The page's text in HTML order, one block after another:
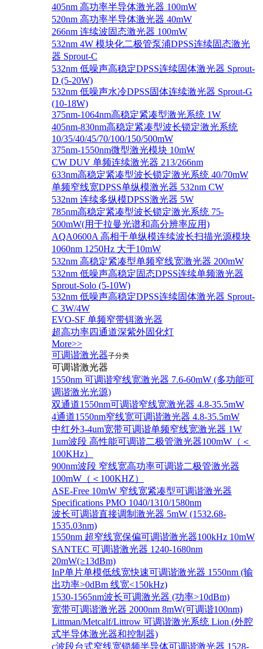
405nm 高功率半导体激光器 100mW
520nm 高功率半导体激光器 40mW
266nm 连续波固态激光器 100mW
532nm 4W 模块化二极管泵浦DPSS连续固态激光
器 Sprout-C
532nm 低噪声高稳定DPSS连续固体激光器 Sprout-
D (5-20W)
532nm 低噪声水冷DPSS固体连续激光器 Sprout-G
(10-18W)
375nm-1064nm高稳定紧凑型激光系统 1W
405nm-830nm高稳定紧凑型波长锁定激光系统
10/35/40/45/70/100/150/500mW
375nm-1550nm微型激光模块 10mW
CW DUV 单频连续激光器 213/266nm
633nm高稳定紧凑型波长锁定激光系统 40/70mW
单频窄线宽DPSS单纵模激光器 532nm CW
532nm 连续多纵模DPSS激光器 5W
785nm高稳定紧凑型波长锁定激光系统 75-
500mW(用于拉曼光谱和高分辨率应用)
AQA0600A 高相干单纵模连续波长扫描光源模块
1060nm 1250Hz 大于10mW
532nm 高稳定紧凑型单频窄线宽激光器 200mW
532nm 低噪声高稳定固态DPSS连续单频激光器
Sprout‐Solo (5-10W)
532nm 低噪声高稳定DPSS连续固体激光器 Sprout-
C 3W/4W
EVO-SF 单频窄带铒激光器
超高功率四通道深紫外固化灯
More>>
可调谐激光器子分类
可调谐激光器
1550nm 可调谐窄线宽激光器 7.6-60mW (多功能可
调谐激光光源)
双通道1550nm可调谐窄线宽激光器 4.8-35.5mW
4通道1550nm窄线宽可调谐激光器 4.8-35.5mW
中红外3-4um宽带可调谐单频窄线宽激光器 1W
1um波段 高性能可调谐二极管激光器100mW（＜
100KHz）
900nm波段 窄线宽高功率可调谐二极管激光器
100mW（＜100KHZ）
ASE-Free 10mW 窄线宽紧凑型可调谐激光器
Specifications PMO 1040/1310/1580nm
波长可调谐直接调制激光器 5mW (1532.68-
1535.03nm)
1550nm 超窄线宽保偏可调谐激光器100kHz 10mW
SANTEC 可调谐激光器 1240-1680nm
20mW(≥13dBm)
InP单片单模低线宽快速可调谐激光器 1550nm (输
出功率>0dBm 线宽<150kHz)
1530-1565nm波长可调激光器 (功率>10dBm)
宽带可调谐激光器 2000nm 8mW(可调谐100nm)
Littman/Metcalf/Littrow 可调谐激光系统 Lion (外腔
式半导体激光器和控制器)
c波段台式窄线宽锁频半导体可调谐激光器 1528-